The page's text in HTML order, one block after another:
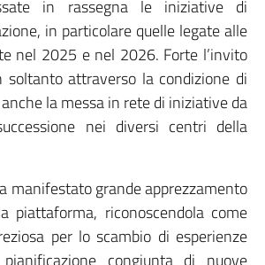
in rassegna le iniziative di
in particolare quelle legate alle
nel 2025 e nel 2026. Forte l’invito
soltanto attraverso la condizione di
la messa in rete di iniziative da
nei diversi centri della
manifestato grande apprezzamento
piattaforma, riconoscendola come
per lo scambio di esperienze
congiunta di nuove